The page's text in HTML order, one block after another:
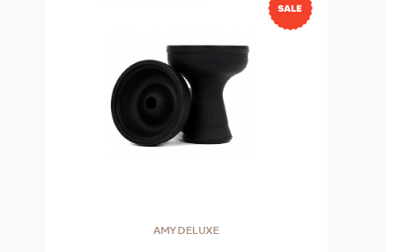
AMY DELUXE